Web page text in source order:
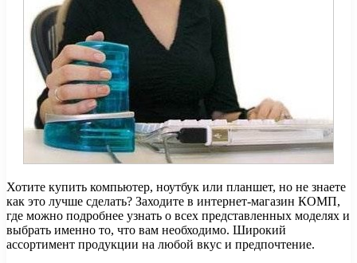
Хотите купить компьютер, ноутбук или планшет, но не знаете
как это лучше сделать? Заходите в интернет-магазин КОМП,
где можно подробнее узнать о всех представленных моделях и
выбрать именно то, что вам необходимо. Широкий
ассортимент продукции на любой вкус и предпочтение.